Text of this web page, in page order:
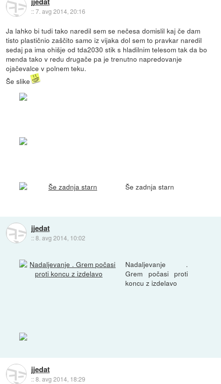
::7. avg 2014, 20:16
Ja lahko bi tudi tako naredil sem se nečesa domislil kaj če dam
tisto plastičnio zaščito samo iz vijaka dol sem to pravkar naredil
sedaj pa ima ohišje od tda2030 stik s hladilnim telesom tak da bo
menda tako v redu drugače pa je trenutno napredovanje
ojačevalce v polnem teku.
Še slike
Še zadnja starn
jjedat
::8. avg 2014, 10:02
Nadaljevanje .
Grem počasi proti
koncu z izdelavo
jjedat
::8. avg 2014, 18:29